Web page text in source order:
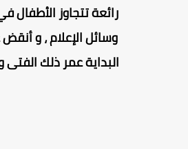
رائعة تتجاوز
وسائل الإعلام ، و
البداية عمر ذلك